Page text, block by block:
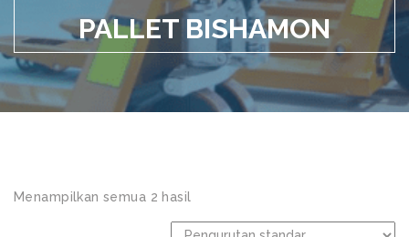
PALLET BISHAMON
Menampilkan semua 2 hasil